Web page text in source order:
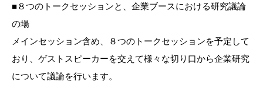
■８つのトークセッションと、企業ブースにおける研究議論
の場
メインセッション含め、８つのトークセッションを予定して
おり、ゲストスピーカーを交えて様々な切り口から企業研究
について議論を行います。